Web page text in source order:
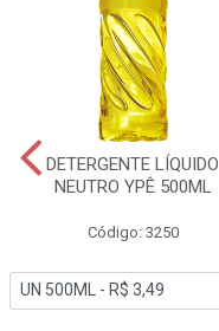
DETERGENTE LÍQUIDO
NEUTRO YPÊ 500ML
Código: 3250